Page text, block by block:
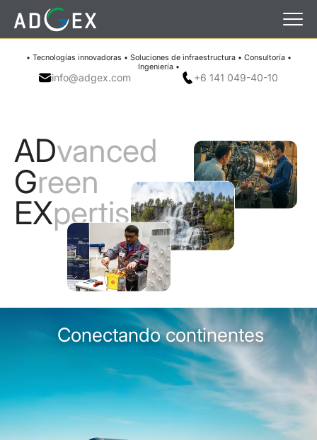
• Tecnologías innovadoras • Soluciones de infraestructura • Consultoría •
Ingeniería •
info@adgex.com +6 141 049-40-10
ADvanced
Green
EXpertise